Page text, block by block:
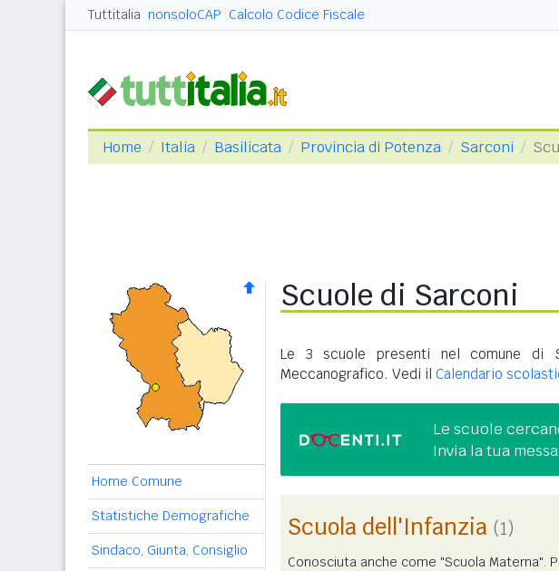
Tuttitalia nonsoloCAP Calcolo Codice Fiscale
Home Italia Basilicata Provincia di Potenza Sarconi
Home Comune
Statistiche Demografiche
Sindaco, Giunta, Consiglio
Scuole di Sarconi
Le 3 scuole presenti nel comune di
Meccanografico. Vedi il Calendario
Le scuole
Invia la tua
Scuola dell'Infanzia (1)
Conosciuta anche come "Scuola Materna".